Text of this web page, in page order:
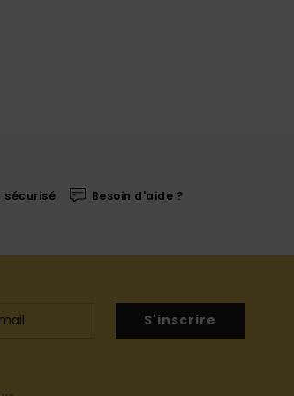
sécurisé Besoin d'aide ?
S'inscrire